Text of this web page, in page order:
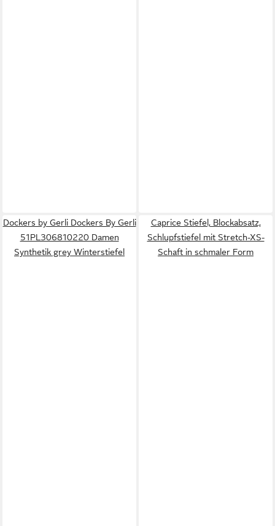
Dockers by Gerli Dockers By Gerli
51PL306810220 Damen
Synthetik grey Winterstiefel
Caprice Stiefel, Blockabsatz,
Schlupfstiefel mit Stretch-XS-
Schaft in schmaler Form